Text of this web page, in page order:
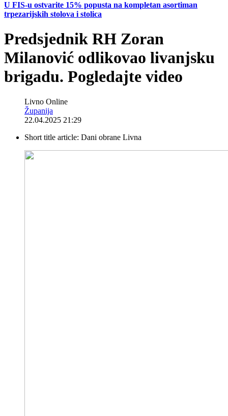
U FIS-u ostvarite 15% popusta na kompletan asortiman
trpezarijskih stolova i stolica
Predsjednik RH Zoran
Milanović odlikovao livanjsku
brigadu. Pogledajte video
Livno Online
Županija
22.04.2025 21:29
Short title article: Dani obrane Livna